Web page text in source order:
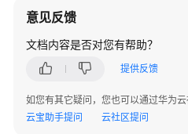
的
权
限
建
私
意见反馈
文档内容是否对您有帮助？
提供反馈
如您有其它疑问，您也可以通过华为
云宝助手提问
云社区提问